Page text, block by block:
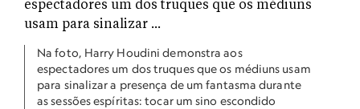
Na foto, Harry Houdini demonstra aos
espectadores um dos truques que os médiuns usam
para sinalizar a presença de um fantasma durante
as sessões espíritas: tocar um sino escondido